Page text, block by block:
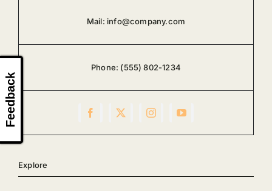
Mail: info@company.com
Phone: (555) 802-1234
Explore
Feedback